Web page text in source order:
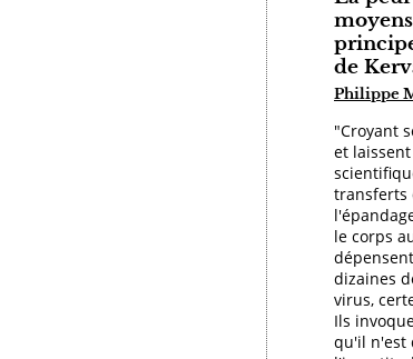
de
Philippe
"Croyant
et
transferts
le corps
dizaines
virus,
Ils
qu'il n'est